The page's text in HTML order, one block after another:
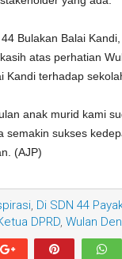
Bulakan Balai Kandi,
atas perhatian
Kandi terhadap
anak murid kami
semakin sukses
(AJP)
, Di SDN 44
DPRD, Wulan